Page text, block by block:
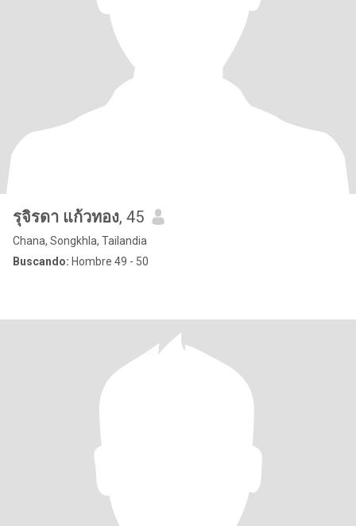
รุจิรดา แก้วทอง, 45
Chana, Songkhla, Tailandia
Buscando: Hombre 49 - 50